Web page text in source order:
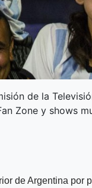
de la
Zone y shows
de Argentina por